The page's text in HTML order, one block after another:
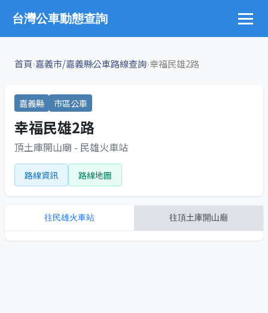
台灣公車動態查詢
首頁›嘉義市/嘉義縣公車路線查詢›幸福民雄2路
嘉義縣 市區公車
幸福民雄2路
頂土庫開山廟 - 民雄火車站
路線資訊 路線地圖
往民雄火車站 往頂土庫開山廟